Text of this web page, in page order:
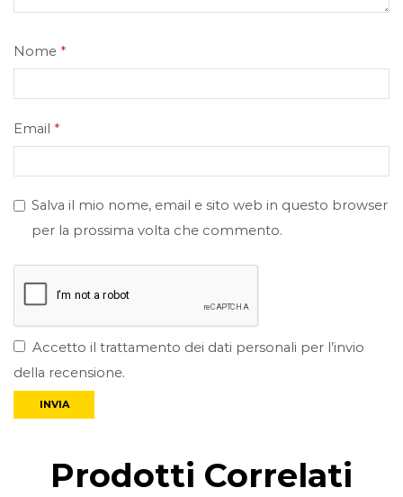
Nome *
Email *
Salva il mio nome, email e sito web in questo browser
per la prossima volta che commento.
Accetto il trattamento dei dati personali per l’invio
della recensione.
Prodotti Correlati